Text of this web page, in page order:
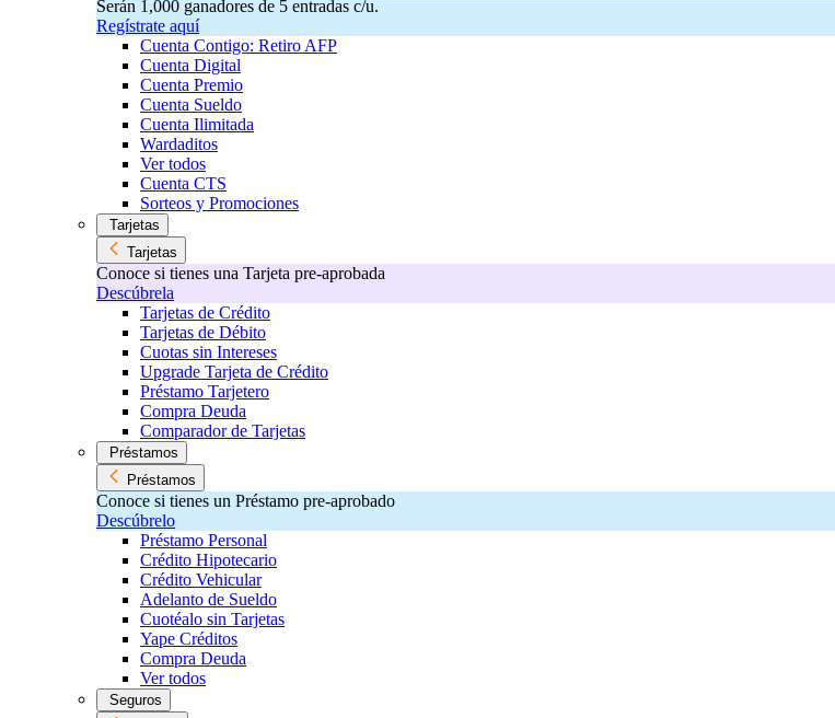
Serán 1,000 ganadores de 5 entradas c/u.
Regístrate aquí
Cuenta Contigo: Retiro AFP
Cuenta Digital
Cuenta Premio
Cuenta Sueldo
Cuenta Ilimitada
Wardaditos
Ver todos
Cuenta CTS
Sorteos y Promociones
Tarjetas
Tarjetas
Conoce si tienes una Tarjeta pre-aprobada
Descúbrela
Tarjetas de Crédito
Tarjetas de Débito
Cuotas sin Intereses
Upgrade Tarjeta de Crédito
Préstamo Tarjetero
Compra Deuda
Comparador de Tarjetas
Préstamos
Préstamos
Conoce si tienes un Préstamo pre-aprobado
Descúbrelo
Préstamo Personal
Crédito Hipotecario
Crédito Vehicular
Adelanto de Sueldo
Cuotéalo sin Tarjetas
Yape Créditos
Compra Deuda
Ver todos
Seguros